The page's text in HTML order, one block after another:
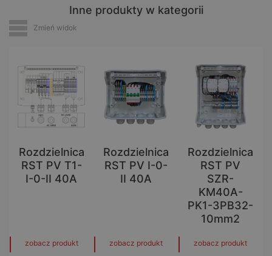
Inne produkty w kategorii
Zmień widok
Rozdzielnica
RST PV T1-
I-0-II 40A
zobacz produkt
Rozdzielnica
RST PV I-0-
II 40A
zobacz produkt
Rozdzielnica
RST PV
SZR-
KM40A-
PK1-3PB32-
10mm2
zobacz produkt